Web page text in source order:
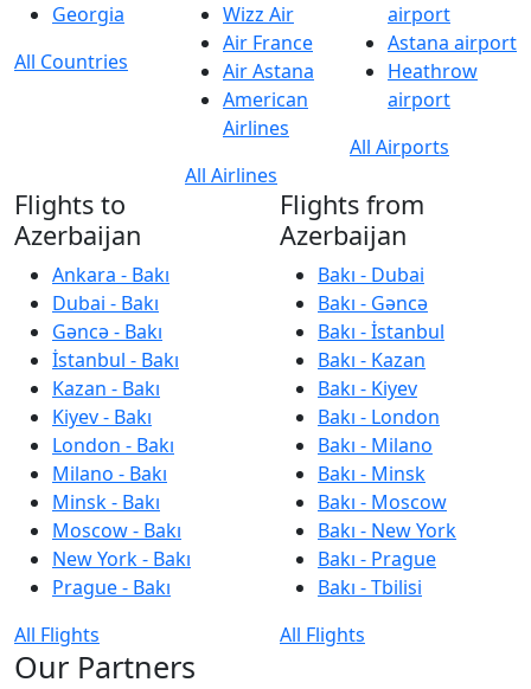
Georgia
All Countries
Wizz Air
Air France
Air Astana
American
Airlines
All Airlines
airport
Astana airport
Heathrow
airport
All Airports
Flights to
Azerbaijan
Ankara - Bakı
Dubai - Bakı
Gəncə - Bakı
İstanbul - Bakı
Kazan - Bakı
Kiyev - Bakı
London - Bakı
Milano - Bakı
Minsk - Bakı
Moscow - Bakı
New York - Bakı
Prague - Bakı
All Flights
Flights from
Azerbaijan
Bakı - Dubai
Bakı - Gəncə
Bakı - İstanbul
Bakı - Kazan
Bakı - Kiyev
Bakı - London
Bakı - Milano
Bakı - Minsk
Bakı - Moscow
Bakı - New York
Bakı - Prague
Bakı - Tbilisi
All Flights
Our Partners